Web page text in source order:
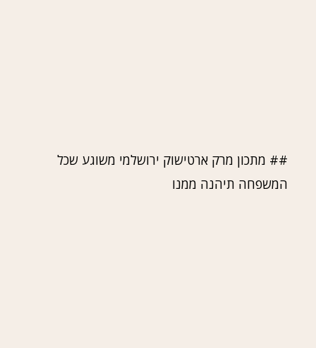
## מתכון מרק ארטישוק ירושלמי משוגע שכל
המשפחה תיהנה ממנו